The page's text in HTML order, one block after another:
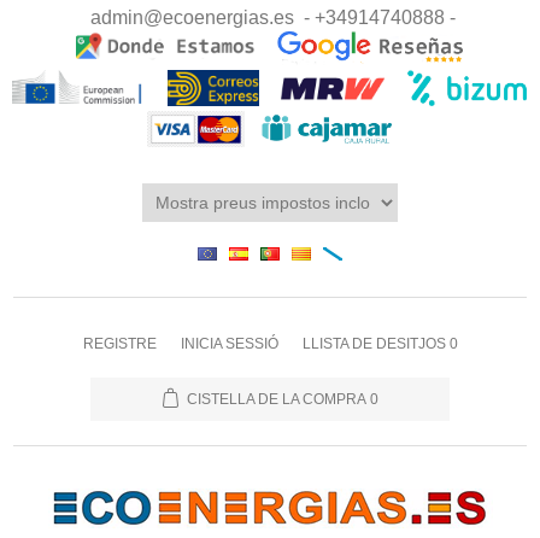
admin@ecoenergias.es - +34914740888 -
REGISTRE INICIA SESSIÓ LLISTA DE DESITJOS 0
CISTELLA DE LA COMPRA 0